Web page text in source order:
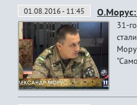
01.08.2016 - 11:45 О.Морус:
31-